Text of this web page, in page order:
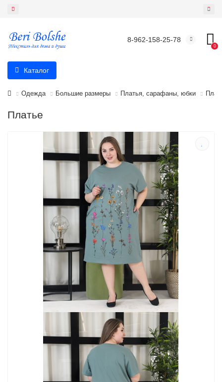
8-962-158-25-78
0
Каталог
Одежда Большие размеры Платья, сарафаны, юбки
Платье